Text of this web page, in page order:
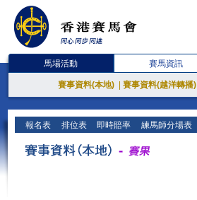
馬場活動 賽馬資訊
賽事資料(本地) 賽事資料(越洋轉播)
報名表 排位表 即時賠率 練馬師分場表